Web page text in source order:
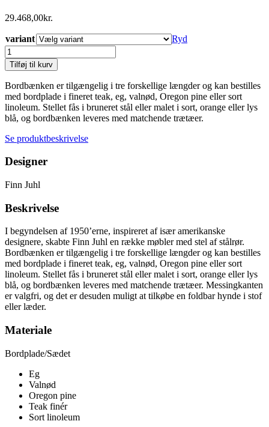
29.468,00kr.
variant
Ryd
Bord-
bænk
m/messinglister
L170
cm
antal
Tilføj til kurv
Bordbænken er tilgængelig i tre forskellige længder og kan bestilles
med bordplade i fineret teak, eg, valnød, Oregon pine eller sort
linoleum. Stellet fås i bruneret stål eller malet i sort, orange eller lys
blå, og bordbænken leveres med matchende trætæer.
Se produktbeskrivelse
Designer
Finn Juhl
Beskrivelse
I begyndelsen af 1950’erne, inspireret af især amerikanske
designere, skabte Finn Juhl en række møbler med stel af stålrør.
Bordbænken er tilgængelig i tre forskellige længder og kan bestilles
med bordplade i fineret teak, eg, valnød, Oregon pine eller sort
linoleum. Stellet fås i bruneret stål eller malet i sort, orange eller lys
blå, og bordbænken leveres med matchende trætæer. Messingkanten
er valgfri, og det er desuden muligt at tilkøbe en foldbar hynde i stof
eller læder.
Materiale
Bordplade/Sædet
Eg
Valnød
Oregon pine
Teak finér
Sort linoleum